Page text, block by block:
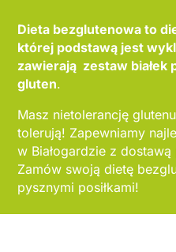
Dieta bezglutenowa to
której podstawą jest
zawierają zestaw białek
gluten.
Masz nietolerancję
tolerują! Zapewniamy
w Białogardzie z
Zamów swoją dietę
pysznymi posiłkami!